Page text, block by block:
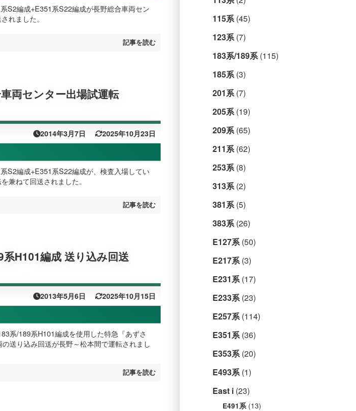
S2編成+E351系S22編成が長野総合車両セン
れました。
記事を読む
両センター出場試運転
2014年3月7日 2025年10月23日
S2編成+E351系S22編成が、検査入場してい
兼ねて回送されました。
記事を読む
H101編成 送り込み回送
2013年5月6日 2025年10月15日
系/189系H101編成を使用した特急『あずさ
送り込み回送が長野～松本間で運転されまし
記事を読む
115系(45)
123系(7)
183系/189系(115)
185系(3)
201系(7)
205系(19)
209系(65)
211系(62)
253系(8)
313系(2)
381系(5)
383系(26)
E127系(50)
E217系(3)
E231系(17)
E233系(23)
E257系(114)
E351系(36)
E353系(20)
E493系(1)
East i (23)
E491系(13)